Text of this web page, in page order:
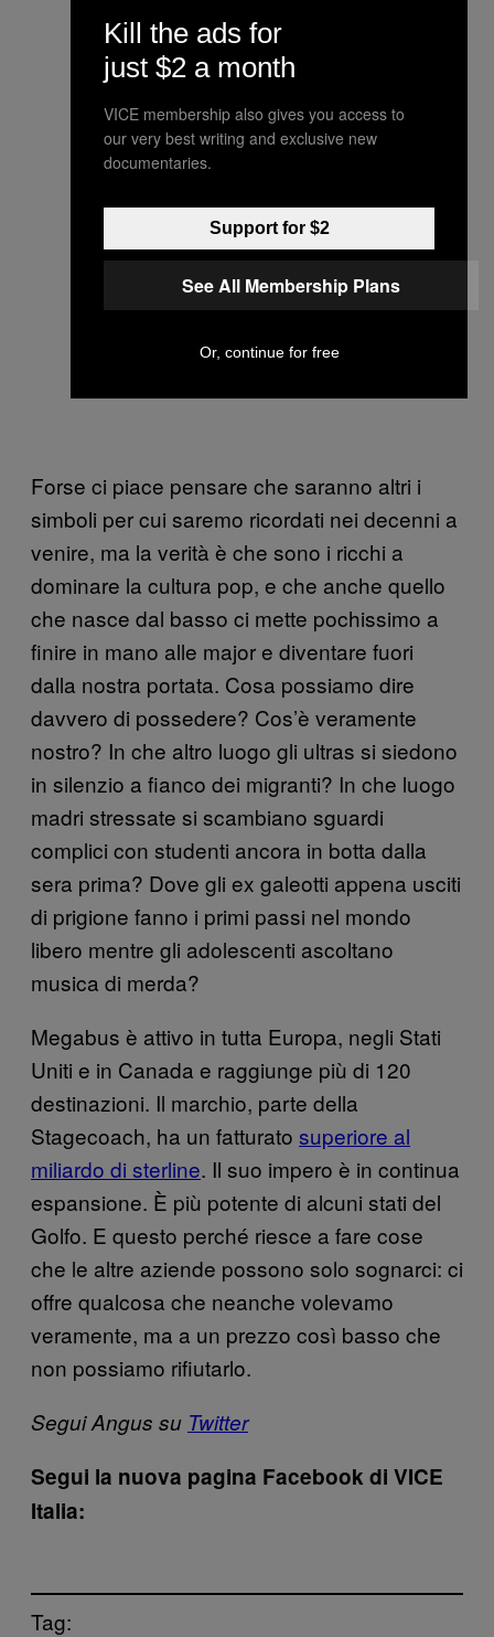
Forse ci piace pensare che saranno altri i
simboli per cui saremo ricordati nei decenni a
venire, ma la verità è che sono i ricchi a
dominare la cultura pop, e che anche quello
che nasce dal basso ci mette pochissimo a
finire in mano alle major e diventare fuori
dalla nostra portata. Cosa possiamo dire
davvero di possedere? Cos’è veramente
nostro? In che altro luogo gli ultras si siedono
in silenzio a fianco dei migranti? In che luogo
madri stressate si scambiano sguardi
complici con studenti ancora in botta dalla
sera prima? Dove gli ex galeotti appena usciti
di prigione fanno i primi passi nel mondo
libero mentre gli adolescenti ascoltano
musica di merda?
Megabus è attivo in tutta Europa, negli Stati
Uniti e in Canada e raggiunge più di 120
destinazioni. Il marchio, parte della
Stagecoach, ha un fatturato superiore al
miliardo di sterline. Il suo impero è in continua
espansione. È più potente di alcuni stati del
Golfo. E questo perché riesce a fare cose
che le altre aziende possono solo sognarci: ci
offre qualcosa che neanche volevamo
veramente, ma a un prezzo così basso che
non possiamo rifiutarlo.
Segui Angus su Twitter
Segui la nuova pagina Facebook di VICE
Italia:
Tag:
Kill the ads for
just $2 a month
VICE membership also gives you access to
our very best writing and exclusive new
documentaries.
Support for $2
See All Membership Plans
Or, continue for free